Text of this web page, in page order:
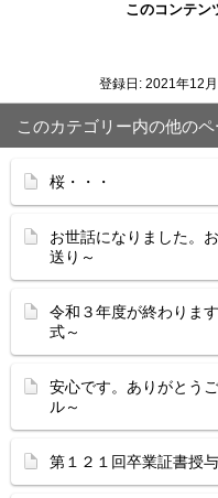
このコンテン
登録日: 2021年12月
このカテゴリー内の他のペ
桜・・・
お世話になりました
送り～
令和３年度が終
式～
安心です。ありがと
ル～
第１２１回卒業証書授